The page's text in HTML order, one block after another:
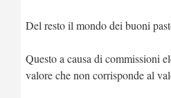
Del resto il mondo dei buoni
Questo a causa di commissioni
valore che non corrisponde al